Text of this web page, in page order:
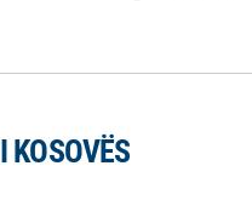
KOSOVËS